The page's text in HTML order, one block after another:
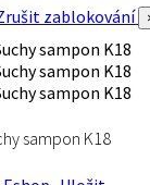
zablokování
sampon K18